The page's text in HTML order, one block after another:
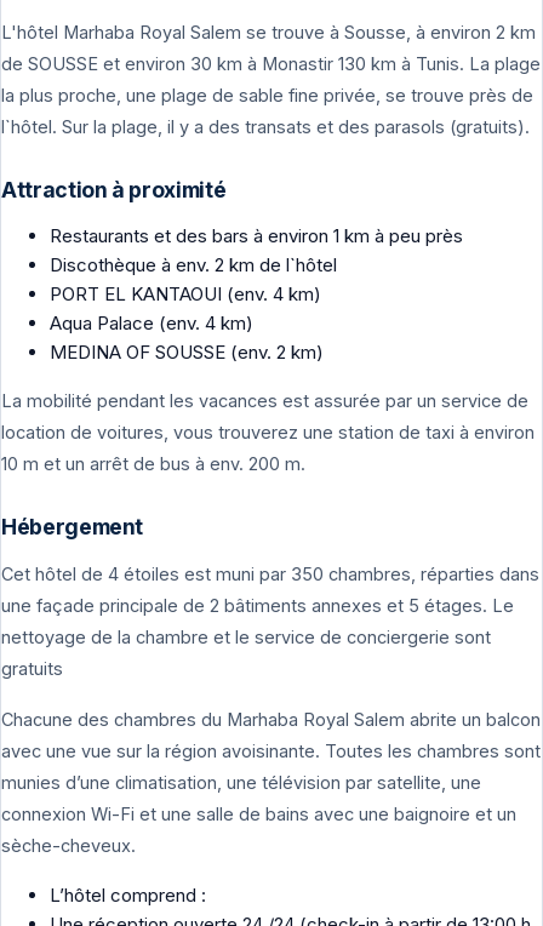
L'hôtel Marhaba Royal Salem se trouve à Sousse, à environ 2 km
de SOUSSE et environ 30 km à Monastir 130 km à Tunis. La plage
la plus proche, une plage de sable fine privée, se trouve près de
l`hôtel. Sur la plage, il y a des transats et des parasols (gratuits).
Attraction à proximité
Restaurants et des bars à environ 1 km à peu près
Discothèque à env. 2 km de l`hôtel
PORT EL KANTAOUI (env. 4 km)
Aqua Palace (env. 4 km)
MEDINA OF SOUSSE (env. 2 km)
La mobilité pendant les vacances est assurée par un service de
location de voitures, vous trouverez une station de taxi à environ
10 m et un arrêt de bus à env. 200 m.
Hébergement
Cet hôtel de 4 étoiles est muni par 350 chambres, réparties dans
une façade principale de 2 bâtiments annexes et 5 étages. Le
nettoyage de la chambre et le service de conciergerie sont
gratuits
Chacune des chambres du Marhaba Royal Salem abrite un balcon
avec une vue sur la région avoisinante. Toutes les chambres sont
munies d’une climatisation, une télévision par satellite, une
connexion Wi-Fi et une salle de bains avec une baignoire et un
sèche-cheveux.
L’hôtel comprend :